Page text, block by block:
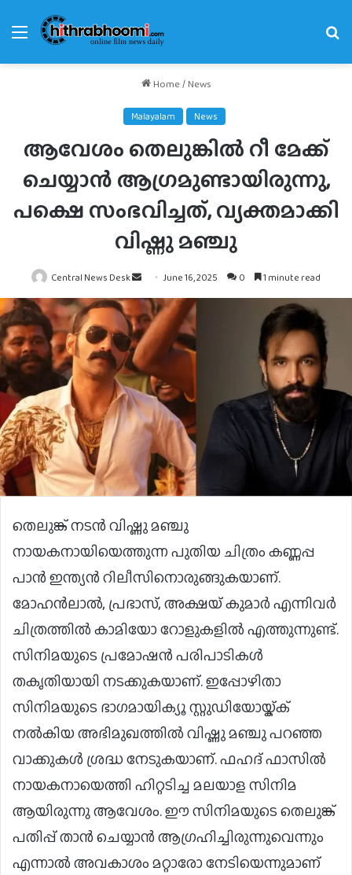
Menu
Home/News
Malayalam News
ആവേശം തെലുങ്കിൽ റീ മേക്ക്
ചെയ്യാൻ ആഗ്രമുണ്ടായിരുന്നു,
പക്ഷെ സംഭവിച്ചത്, വ്യക്തമാക്കി
വിഷ്ണു മഞ്ചു
Central News Desk
Send
an
email
June 16, 2025 0 1 minute read
തെലുങ്ക് നടന്‍ വിഷ്ണു മഞ്ചു
നായകനായിയെത്തുന്ന പുതിയ ചിത്രം കണ്ണപ്പ
പാന്‍ ഇന്ത്യന്‍ റിലീസിനൊരുങ്ങുകയാണ്.
മോഹന്‍ലാല്‍, പ്രഭാസ്, അക്ഷയ് കുമാര്‍ എന്നിവർ
ചിത്രത്തില്‍ കാമിയോ റോളുകളിൽ എത്തുന്നുണ്ട്.
സിനിമയുടെ പ്രമോഷൻ പരിപാടികൾ
തകൃതിയായി നടക്കുകയാണ്. ഇപ്പോഴിതാ
സിനിമയുടെ ഭാഗമായിക്യൂ സ്റ്റുഡിയോയ്ക്ക്
നൽകിയ അഭിമുഖത്തിൽ വിഷ്ണു മഞ്ചു പറഞ്ഞ
വാക്കുകൾ ശ്രദ്ധ നേടുകയാണ്. ഫഹദ് ഫാസിൽ
നായകനായെത്തി ഹിറ്റടിച്ച മലയാള സിനിമ
ആയിരുന്നു ആവേശം. ഈ സിനിമയുടെ തെലുങ്ക്
പതിപ്പ് താൻ ചെയ്യാൻ ആഗ്രഹിച്ചിരുന്നുവെന്നും
എന്നാൽ അവകാശം മറ്റാരോ നേടിയെന്നുമാണ്